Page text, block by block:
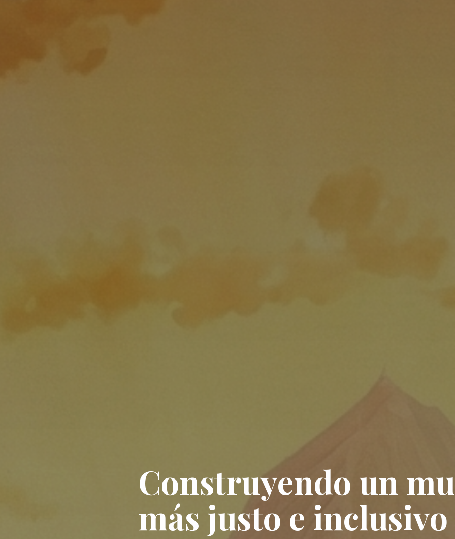
Construyendo un
más justo e inclusivo